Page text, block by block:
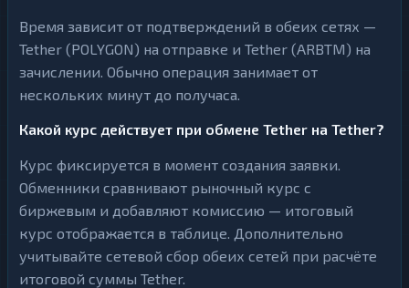
Время зависит от подтверждений в обеих сетях —
Tether (POLYGON) на отправке и Tether (ARBTM) на
зачислении. Обычно операция занимает от
нескольких минут до получаса.
Какой курс действует при обмене Tether на Tether?
Курс фиксируется в момент создания заявки.
Обменники сравнивают рыночный курс с
биржевым и добавляют комиссию — итоговый
курс отображается в таблице. Дополнительно
учитывайте сетевой сбор обеих сетей при расчёте
итоговой суммы Tether.